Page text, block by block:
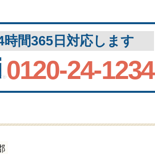
時間365日対応します
0120-24-1234